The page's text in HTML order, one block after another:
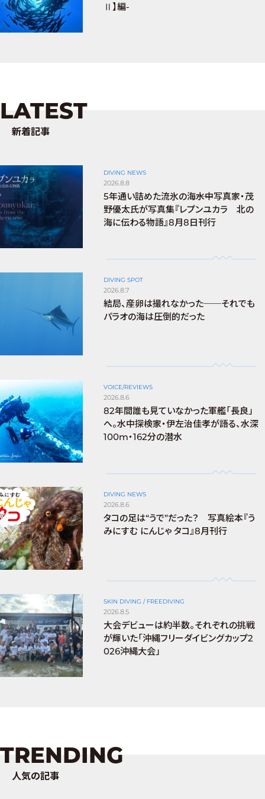
Ⅱ】編-
LATEST
新着記事
DIVING NEWS
2026.8.8
5年通い詰めた流氷の海――水中写真家・茂
野優太氏が写真集『レプンユカラ 北の
海に伝わる物語』8月8日刊行
DIVING SPOT
2026.8.7
結局、産卵は撮れなかった──それでも
パラオの海は圧倒的だった
VOICE/REVIEWS
2026.8.6
82年間誰も見ていなかった軍艦「長良」
へ。水中探検家・伊左治佳孝が語る、水深
100m・162分の潜水
DIVING NEWS
2026.8.6
タコの足は“うで”だった？ 写真絵本『う
みにすむ にんじゃ タコ』8月刊行
SKIN DIVING / FREEDIVING
2026.8.5
大会デビューは約半数。それぞれの挑戦
が輝いた「沖縄フリーダイビングカップ2
026沖縄大会」
TRENDING
人気の記事